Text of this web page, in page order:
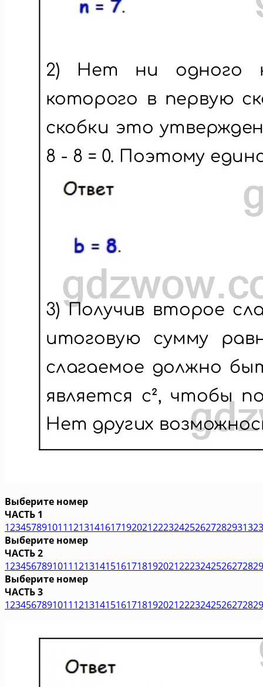
Выберите номер
ЧАСТЬ 1
123457891011121314161719202122232425262728293132
Выберите номер
ЧАСТЬ 2
1234567891011121314151617181920212223242526272829
Выберите номер
ЧАСТЬ 3
1234567891011121314151617181920212223242526272829